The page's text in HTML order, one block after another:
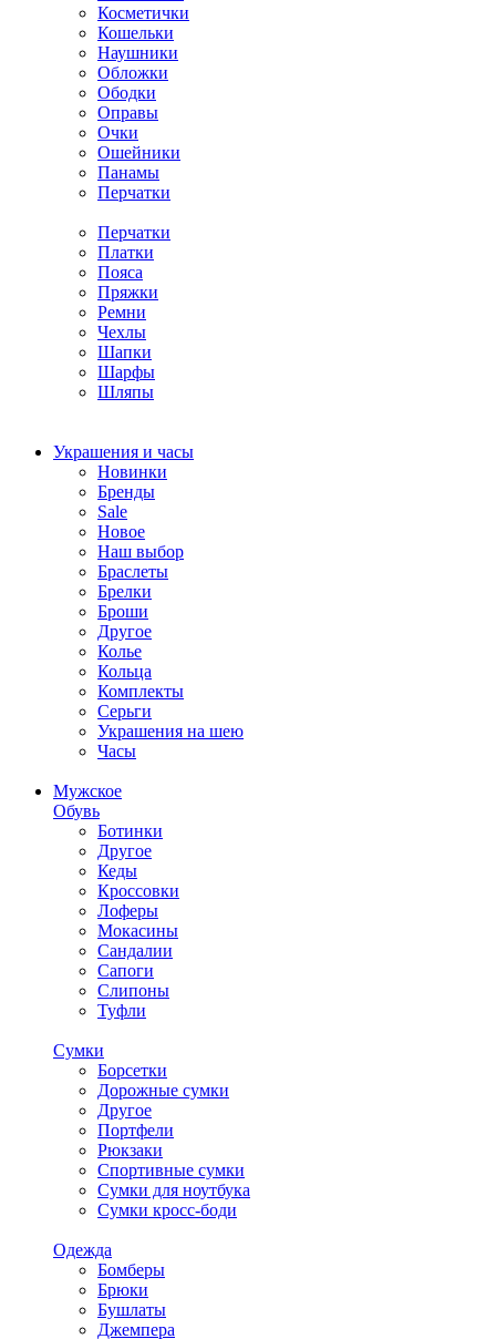
Косметички
Кошельки
Наушники
Обложки
Ободки
Оправы
Очки
Ошейники
Панамы
Перчатки
Перчатки
Платки
Пояса
Пряжки
Ремни
Чехлы
Шапки
Шарфы
Шляпы
Украшения и часы
Новинки
Бренды
Sale
Новое
Наш выбор
Браслеты
Брелки
Броши
Другое
Колье
Кольца
Комплекты
Серьги
Украшения на шею
Часы
Мужское
Обувь
Ботинки
Другое
Кеды
Кроссовки
Лоферы
Мокасины
Сандалии
Сапоги
Слипоны
Туфли
Сумки
Борсетки
Дорожные сумки
Другое
Портфели
Рюкзаки
Спортивные сумки
Сумки для ноутбука
Сумки кросс-боди
Одежда
Бомберы
Брюки
Бушлаты
Джемпера